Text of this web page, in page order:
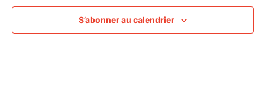
S’abonner au calendrier